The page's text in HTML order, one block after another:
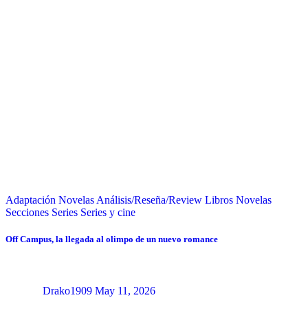
Adaptación Novelas Análisis/Reseña/Review Libros Novelas
Secciones Series Series y cine
Off Campus, la llegada al olimpo de un nuevo romance
Drako1909 May 11, 2026